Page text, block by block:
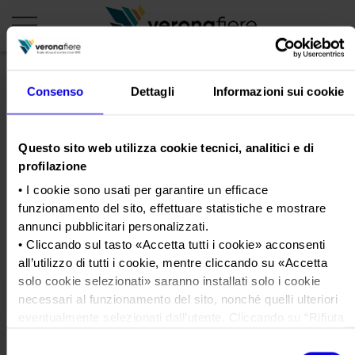
Consenso Dettagli Informazioni sui cookie
Questo sito web utilizza cookie tecnici, analitici e di
profilazione
• I cookie sono usati per garantire un efficace
funzionamento del sito, effettuare statistiche e mostrare
annunci pubblicitari personalizzati.
• Cliccando sul tasto «Accetta tutti i cookie» acconsenti
all’utilizzo di tutti i cookie, mentre cliccando su «Accetta
solo cookie selezionati» saranno installati solo i cookie
necessari al funzionamento del sito, nonché quelli ulteriori
eventualmente selezionati dall’utente. Cliccando su “
Rifiuta
PROFILO AZIENDALE
Chi siamo
Statuto
Consiglio di Amministrazione
Collegio Sindacale
Struttura organizzativa
Gruppo Veronafiere
LE NOSTRE FIERE
Calendario Italia 2026
Calendario Estero 2026
Calendario Italia 2027 – Primo semestre
Calendario Estero 2027 – Primo semestre
I nostri prodotti in Italia
ORGANIZZA DA NOI
Organizza una Fiera
Mappa e Servizi in quartiere
Una fiera, la sua città. Perché Verona
AREA STAMPA
Cartella stampa
Comunicati Stampa
Galleria fotografica
Home
Info e servizi
Tweet